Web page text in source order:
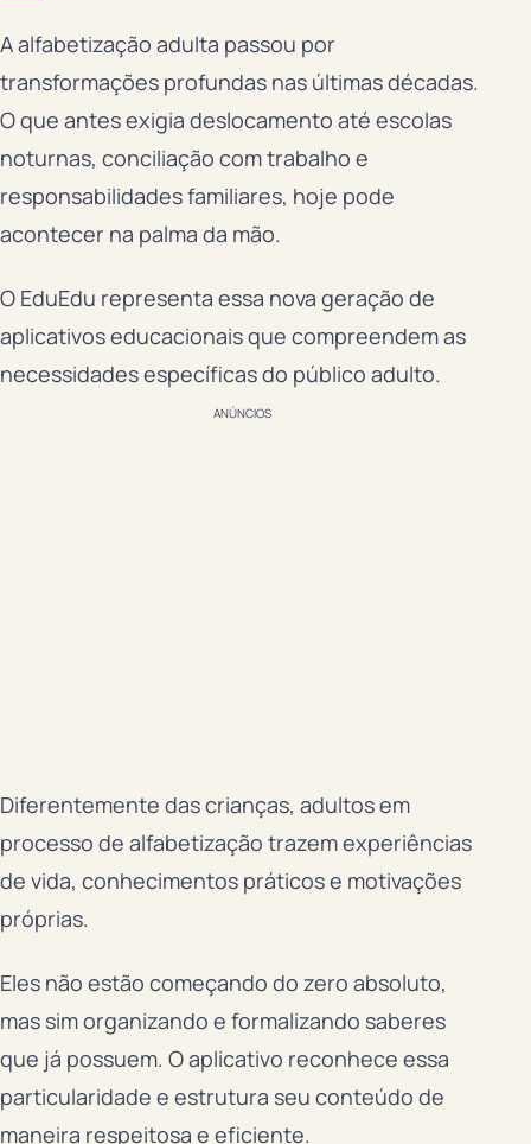
A alfabetização adulta passou por
transformações profundas nas últimas décadas.
O que antes exigia deslocamento até escolas
noturnas, conciliação com trabalho e
responsabilidades familiares, hoje pode
acontecer na palma da mão.
O EduEdu representa essa nova geração de
aplicativos educacionais que compreendem as
necessidades específicas do público adulto.
ANÚNCIOS
Diferentemente das crianças, adultos em
processo de alfabetização trazem experiências
de vida, conhecimentos práticos e motivações
próprias.
Eles não estão começando do zero absoluto,
mas sim organizando e formalizando saberes
que já possuem. O aplicativo reconhece essa
particularidade e estrutura seu conteúdo de
maneira respeitosa e eficiente.